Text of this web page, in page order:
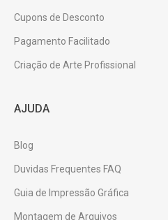
Cupons de Desconto
Pagamento Facilitado
Criação de Arte Profissional
AJUDA
Blog
Duvidas Frequentes FAQ
Guia de Impressão Gráfica
Montagem de Arquivos